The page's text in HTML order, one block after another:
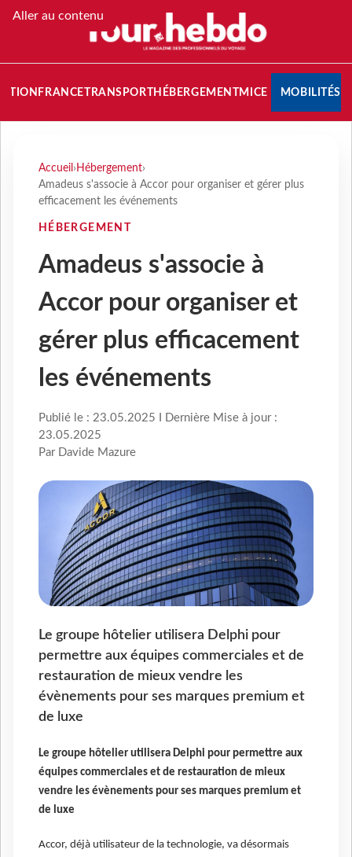
Aller au contenu
FRANCETRANSPORT HÉBERGEMENTMICE MOBILITÉS
Accueil › Hébergement›
Amadeus s'associe à Accor pour organiser et gérer plus
efficacement les événements
HÉBERGEMENT
Amadeus s'associe à
Accor pour organiser et
gérer plus efficacement
les événements
Publié le : 23.05.2025 I Dernière Mise à jour :
23.05.2025
Par Davide Mazure
Le groupe hôtelier utilisera Delphi pour
permettre aux équipes commerciales et de
restauration de mieux vendre les
évènements pour ses marques premium et
de luxe
Le groupe hôtelier utilisera Delphi pour permettre aux
équipes commerciales et de restauration de mieux
vendre les évènements pour ses marques premium et
de luxe
Accor, déjà utilisateur de la technologie, va désormais